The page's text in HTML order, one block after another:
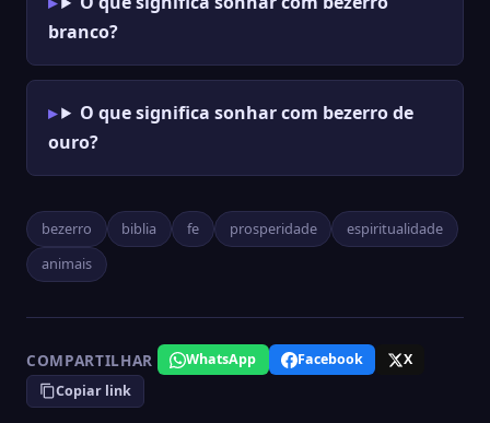
branco?
O que significa sonhar com bezerro de
ouro?
bezerro biblia fe prosperidade
espiritualidade
animais
COMPARTILHAR WhatsApp Facebook
X
Copiar link